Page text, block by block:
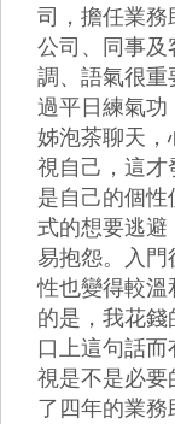
司，擔任業務
公司、同事及
調、語氣很重
過平日練氣功
姊泡茶聊天，
視自己，這才
是自己的個
式的想要逃避
易抱怨。入門
性也變得較溫
的是，我花錢
口上這句話
視是不是必要
了四年的業